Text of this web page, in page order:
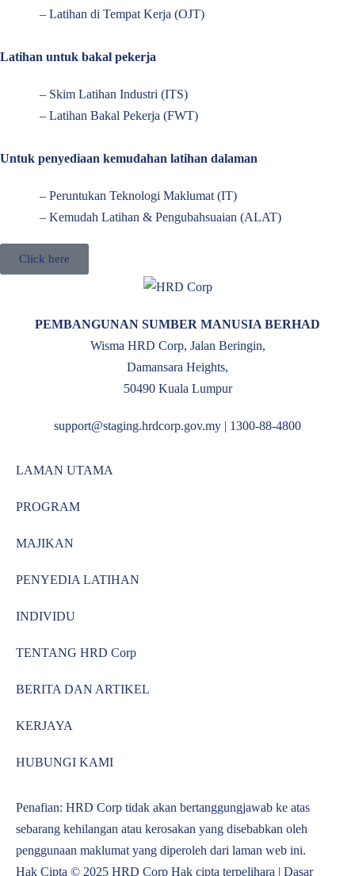
– Latihan di Tempat Kerja (OJT)
Latihan untuk bakal pekerja
– Skim Latihan Industri (ITS)
– Latihan Bakal Pekerja (FWT)
Untuk penyediaan kemudahan latihan dalaman
– Peruntukan Teknologi Maklumat (IT)
– Kemudah Latihan & Pengubahsuaian (ALAT)
Click here
PEMBANGUNAN SUMBER MANUSIA BERHAD
Wisma HRD Corp, Jalan Beringin,
Damansara Heights,
50490 Kuala Lumpur
support@staging.hrdcorp.gov.my | 1300-88-4800
LAMAN UTAMA
PROGRAM
MAJIKAN
PENYEDIA LATIHAN
INDIVIDU
TENTANG HRD Corp
BERITA DAN ARTIKEL
KERJAYA
HUBUNGI KAMI
Penafian: HRD Corp tidak akan bertanggungjawab ke atas
sebarang kehilangan atau kerosakan yang disebabkan oleh
penggunaan maklumat yang diperoleh dari laman web ini.
Hak Cipta © 2025 HRD Corp Hak cipta terpelihara | Dasar